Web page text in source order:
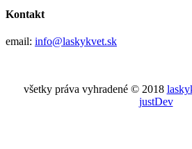
Kontakt
email: info@laskykvet.sk
všetky práva vyhradené © 2018
justDev